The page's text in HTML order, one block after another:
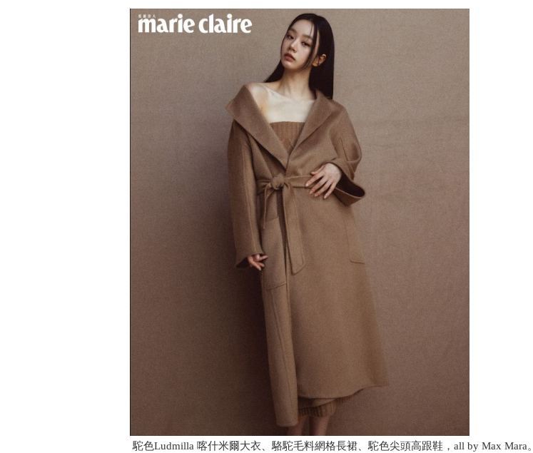
駝色Ludmilla 喀什米爾大衣、駱駝毛料網格長裙、駝色尖頭高跟鞋，all by Max Mara。